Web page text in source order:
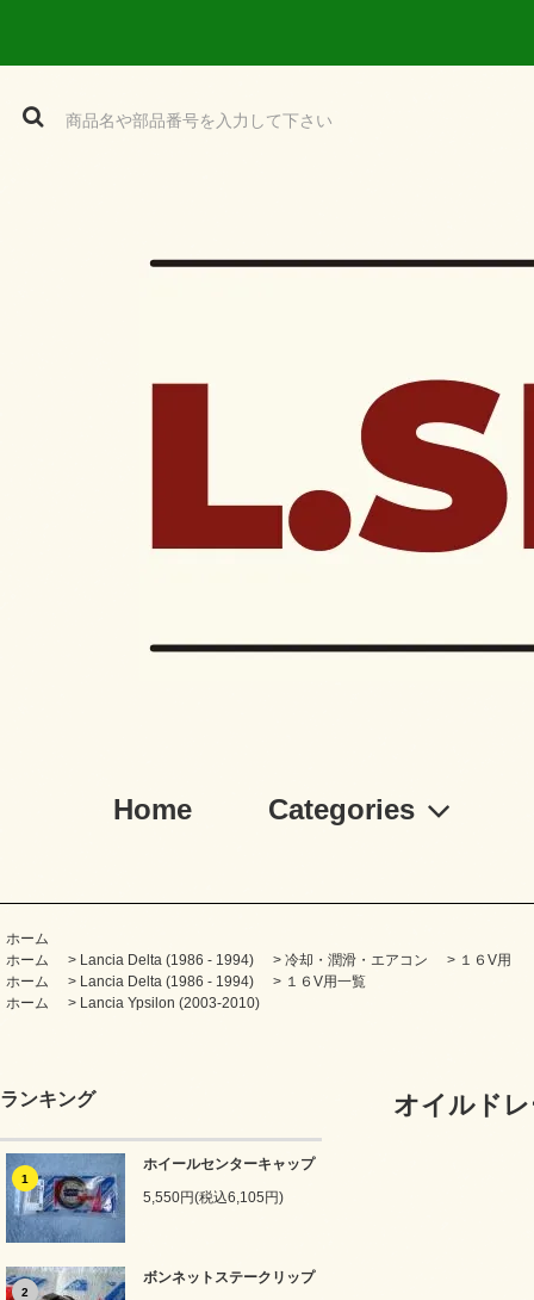
Home Categories
ホーム
ホーム
> Lancia Delta (1986 - 1994) > 冷却・潤滑・エアコン > １６V用
ホーム
> Lancia Delta (1986 - 1994) > １６V用一覧
ホーム
> Lancia Ypsilon (2003-2010)
ランキング
1
ホイールセンターキャップ
5,550円(税込6,105円)
2
ボンネットステークリップ
オイルド